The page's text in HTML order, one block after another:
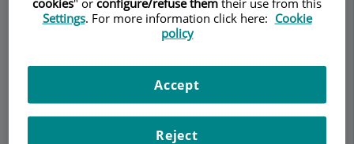
Avançada Teknon
DescripcióServeisEquipContacteHorari
Demanar Cita
Settings. For more information click here: Cookie
policy
Reject
Accept